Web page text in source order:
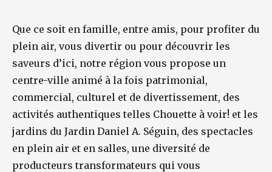
Que ce soit en famille, entre amis, pour profiter du
plein air, vous divertir ou pour découvrir les
saveurs d’ici, notre région vous propose un
centre-ville animé à la fois patrimonial,
commercial, culturel et de divertissement, des
activités authentiques telles Chouette à voir! et les
jardins du Jardin Daniel A. Séguin, des spectacles
en plein air et en salles, une diversité de
producteurs transformateurs qui vous